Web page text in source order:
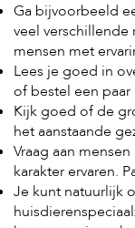
B
o
e
r
d
e
r
i
j
B
l
Ga bijvoorbeeld
veel verschillende
mensen met
Lees je goed in
of bestel een
Kijk goed of de
het aanstaande
Vraag aan
karakter ervaren.
Je kunt natuurlijk